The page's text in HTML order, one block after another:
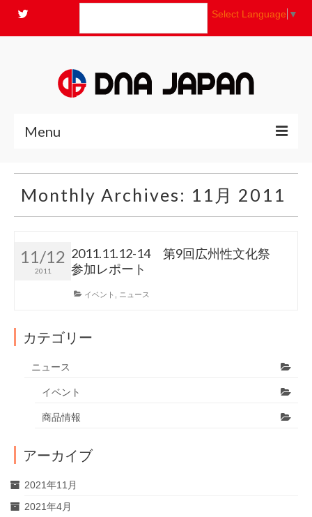
Select Language ▼
Menu
ニュース
よくあるご質問
コンセプト
Monthly Archives: 11月 2011
11/12
2011
2011.11.12-14 第9回広州性文化祭
参加レポート
イベント ニュース
カテゴリー
ニュース
イベント
商品情報
アーカイブ
2021年11月
2021年4月